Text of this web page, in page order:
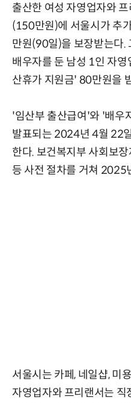
출산한 여성 자영업자와
(150만원)에 서울시가 추
만원(90일)을 보장받는다.
배우자를 둔 남성 1인 자
산휴가 지원금' 80만원을
'임산부 출산급여'와 '배우
발표되는 2024년 4월 22
한다. 보건복지부 사회보
등 사전 절차를 거쳐 2025
서울시는 카페, 네일샵, 미
자영업자와 프리랜서는 직